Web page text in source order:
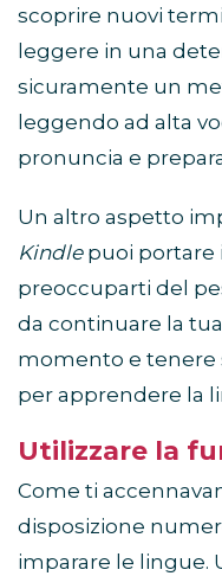
scoprire nuovi
leggere in una
sicuramente un
leggendo ad alta
pronuncia e
Un altro aspetto
Kindle puoi portare
preoccuparti del
da continuare la
momento e tenere
per apprendere la
Utilizzare la
Come ti
disposizione
imparare le lingue.